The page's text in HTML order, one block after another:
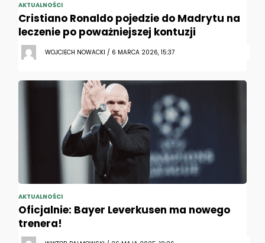
AKTUALNOŚCI
Cristiano Ronaldo pojedzie do Madrytu na
leczenie po poważniejszej kontuzji
WOJCIECH NOWACKI / 6 MARCA 2026, 15:37
AKTUALNOŚCI
Oficjalnie: Bayer Leverkusen ma nowego
trenera!